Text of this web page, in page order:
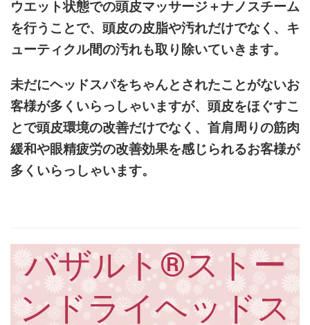
ウエット状態での頭皮マッサージ＋ナノスチーム
を行うことで、頭皮の皮脂や汚れだけでなく、キ
ューティクル間の汚れも取り除いていきます。
未だにヘッドスパをちゃんとされたことがないお
客様が多くいらっしゃいますが、頭皮をほぐすこ
とで頭皮環境の改善だけでなく、首肩周りの筋肉
緩和や眼精疲労の改善効果を感じられるお客様が
多くいらっしゃいます。
バザルト®ストー
ンドライヘッドス